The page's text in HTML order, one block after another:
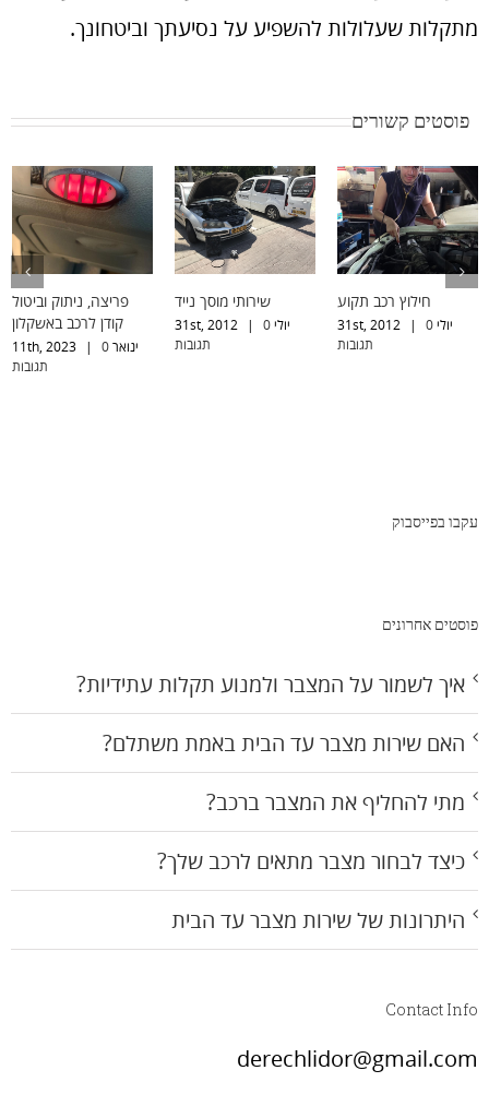
מתקלות שעלולות להשפיע על נסיעתך וביטחונך.
פוסטים קשורים
פריצה, ניתוק וביטול
קודן לרכב באשקלון
ינואר 11th, 2023 |
0
תגובות
שירותי מוסך נייד
יולי 31st, 2012 |
0
תגובות
חילוץ רכב תקוע
יולי 31st, 2012 |
0
תגובות
עקבו בפייסבוק
פוסטים אחרונים
איך לשמור על המצבר ולמנוע תקלות עתידיות?
האם שירות מצבר עד הבית באמת משתלם?
מתי להחליף את המצבר ברכב?
כיצד לבחור מצבר מתאים לרכב שלך?
היתרונות של שירות מצבר עד הבית
Contact Info
derechlidor@gmail.com